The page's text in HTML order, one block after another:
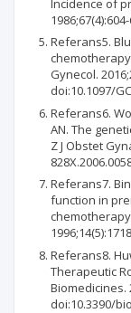
Referans5.
Gynecol.
doi:10.1097/
Referans6.
AN. The
Z J Obstet
Referans7.
function in
Referans8.
Therapeutic
Biomedicines.
doi:10.3390/